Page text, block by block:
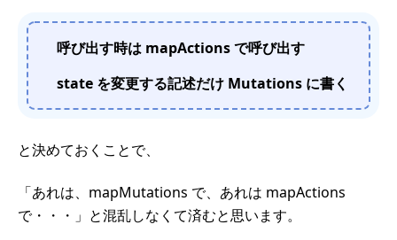
呼び出す時は mapActions で呼び出す
state を変更する記述だけ Mutations に書く
と決めておくことで、
「あれは、mapMutations で、あれは mapActions
で・・・」と混乱しなくて済むと思います。